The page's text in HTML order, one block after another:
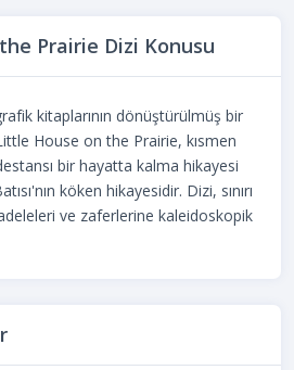
Prairie Dizi Konusu
kitaplarının dönüştürülmüş bir
House on the Prairie, kısmen
bir hayatta kalma hikayesi
köken hikayesidir. Dizi, sınırı
ve zaferlerine kaleidoskopik